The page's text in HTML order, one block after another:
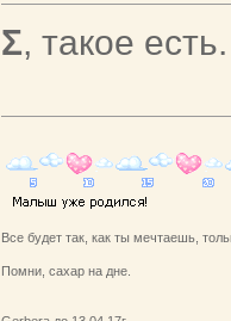
Σ, такое
Все будет так, как ты мечтаешь,
Помни, сахар на дне.